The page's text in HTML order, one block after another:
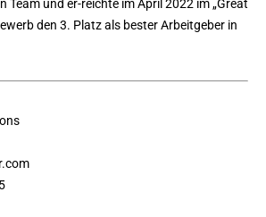
Team und er-reichte im April 2022 im „Great
den 3. Platz als bester Arbeitgeber in